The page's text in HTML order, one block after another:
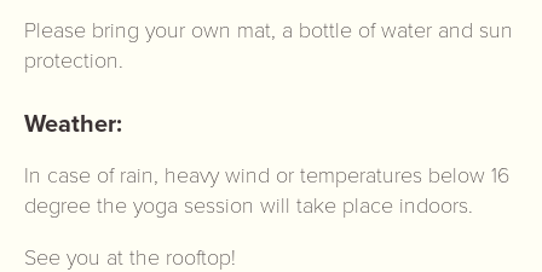
Please bring your own mat, a bottle of water and sun
protection.
Weather:
In case of rain, heavy wind or temperatures below 16
degree the yoga session will take place indoors.
See you at the rooftop!